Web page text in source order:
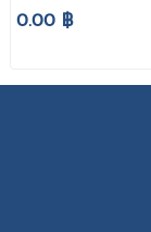
0.00 ฿